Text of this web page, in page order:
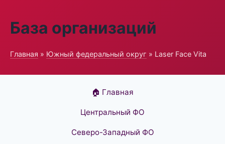
База организаций
Главная » Южный федеральный округ » Laser Face Vita
🏠 Главная
Центральный ФО
Северо-Западный ФО